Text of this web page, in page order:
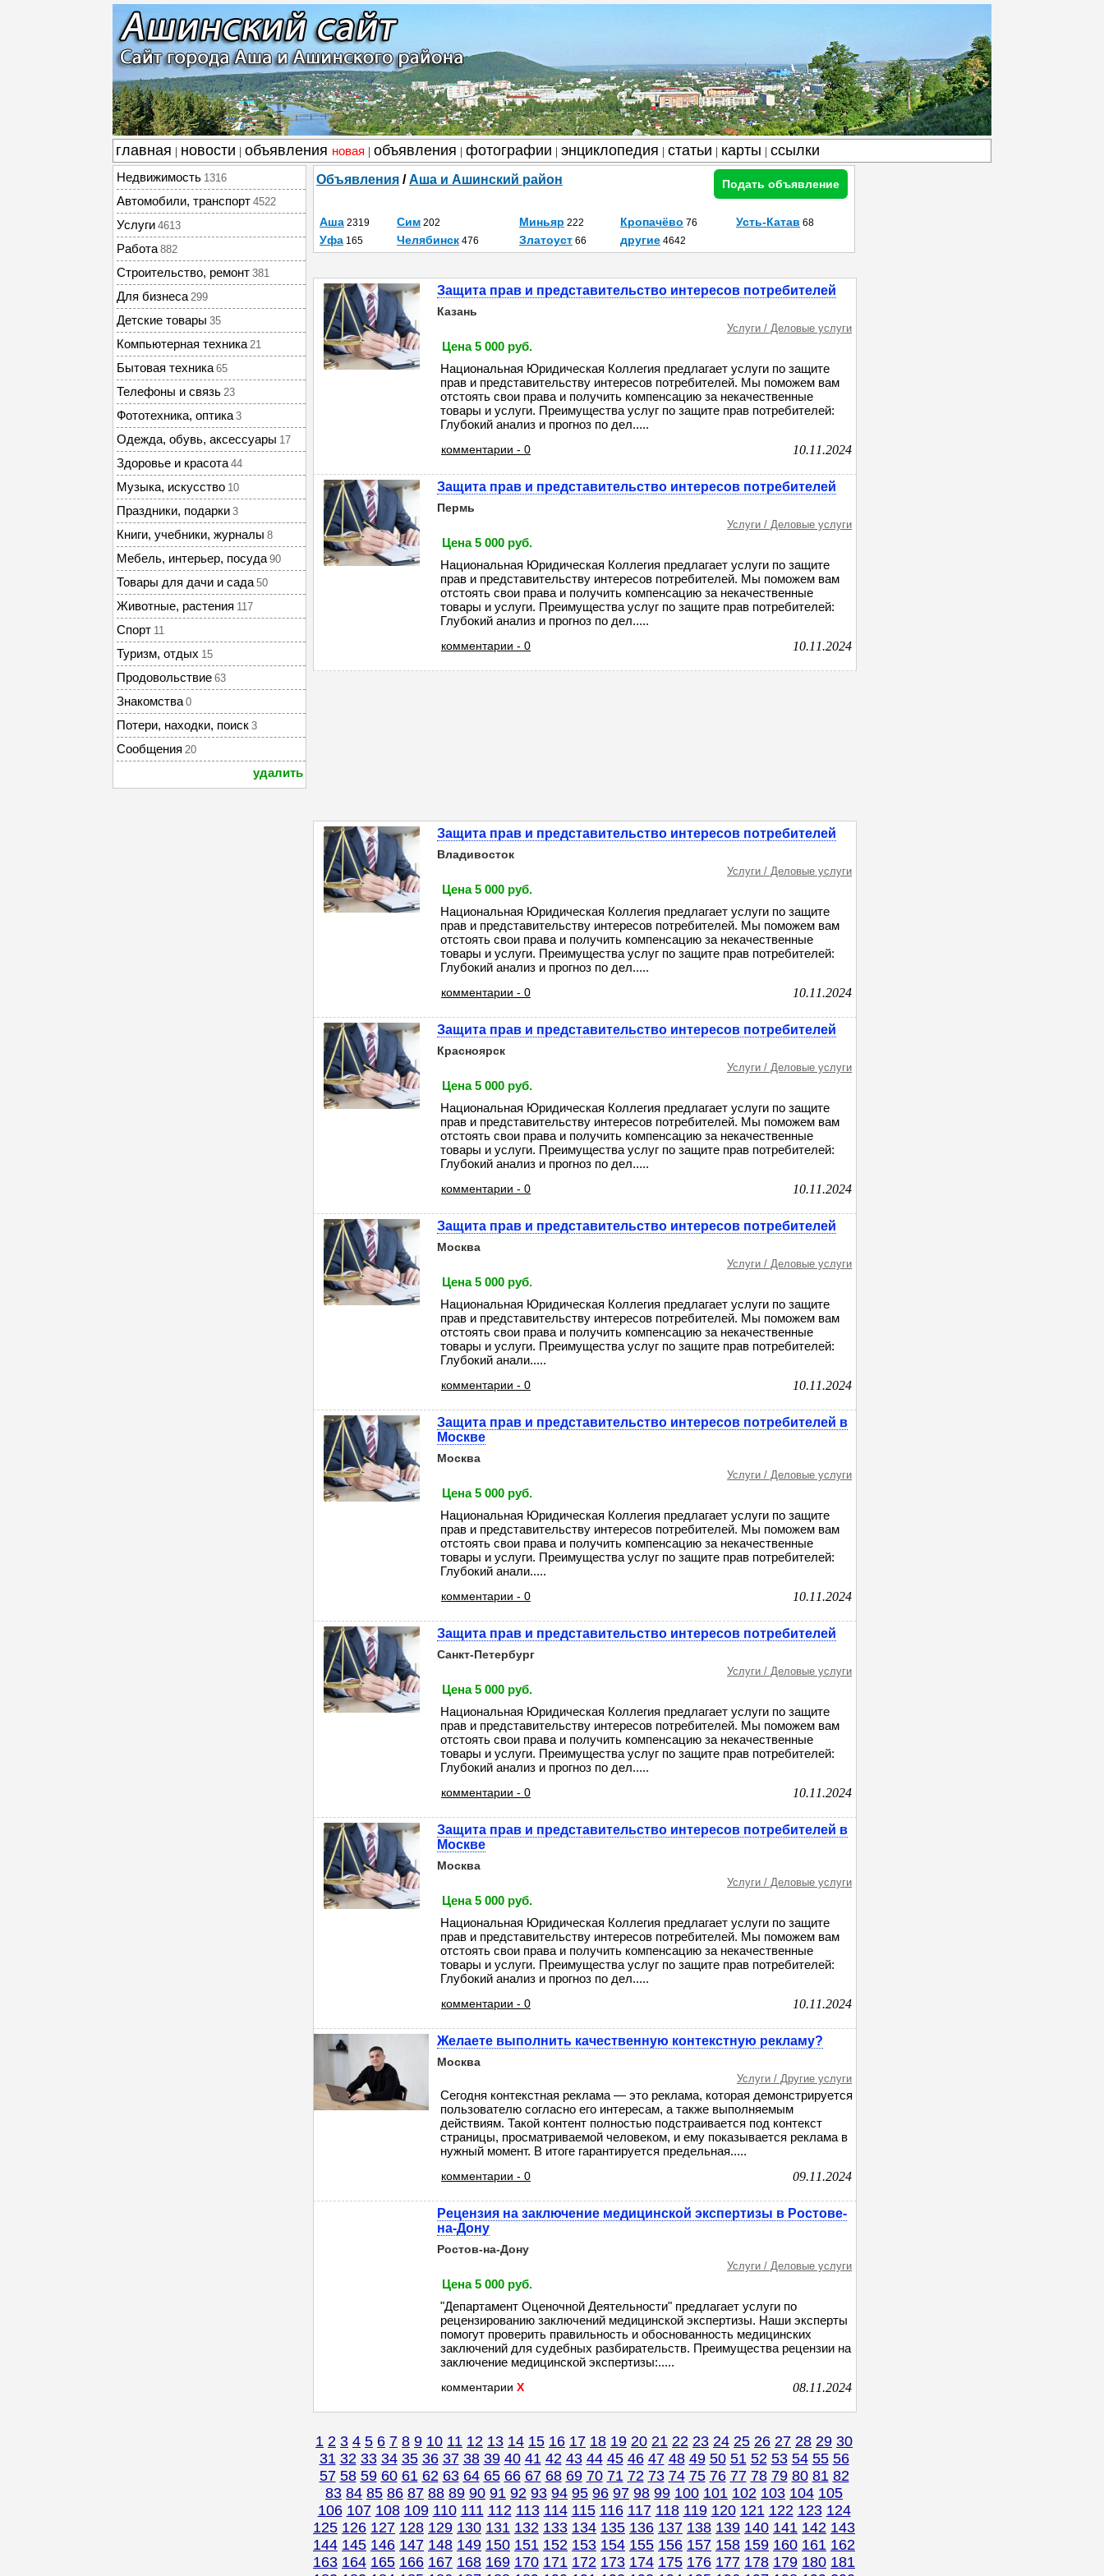
главная новости объявления новая объявления фотографии энциклопедия статьи карты ссылки
Недвижимость 1316
Автомобили, транспорт 4522
Услуги 4613
Работа 882
Строительство, ремонт 381
Для бизнеса 299
Детские товары 35
Компьютерная техника 21
Бытовая техника 65
Телефоны и связь 23
Фототехника, оптика 3
Одежда, обувь, аксессуары 17
Здоровье и красота 44
Музыка, искусство 10
Праздники, подарки 3
Книги, учебники, журналы 8
Мебель, интерьер, посуда 90
Товары для дачи и сада 50
Животные, растения 117
Спорт 11
Туризм, отдых 15
Продовольствие 63
Знакомства 0
Потери, находки, поиск 3
Сообщения 20
удалить
Объявления /Аша и Ашинский район Подать объявление
Аша 2319 Сим 202 Миньяр 222 Кропачёво 76 Усть-Катав 68
Уфа 165 Челябинск 476 Златоуст 66 другие 4642
Защита прав и представительство интересов потребителей
Казань
Услуги / Деловые услуги
Цена 5 000 руб.
Национальная Юридическая Коллегия предлагает услуги по защите
прав и представительству интересов потребителей. Мы поможем вам
отстоять свои права и получить компенсацию за некачественные
товары и услуги. Преимущества услуг по защите прав потребителей:
Глубокий анализ и прогноз по дел.....
комментарии - 0 10.11.2024
Защита прав и представительство интересов потребителей
Пермь
Услуги / Деловые услуги
Цена 5 000 руб.
Национальная Юридическая Коллегия предлагает услуги по защите
прав и представительству интересов потребителей. Мы поможем вам
отстоять свои права и получить компенсацию за некачественные
товары и услуги. Преимущества услуг по защите прав потребителей:
Глубокий анализ и прогноз по дел.....
комментарии - 0 10.11.2024
Защита прав и представительство интересов потребителей
Владивосток
Услуги / Деловые услуги
Цена 5 000 руб.
Национальная Юридическая Коллегия предлагает услуги по защите
прав и представительству интересов потребителей. Мы поможем вам
отстоять свои права и получить компенсацию за некачественные
товары и услуги. Преимущества услуг по защите прав потребителей:
Глубокий анализ и прогноз по дел.....
комментарии - 0 10.11.2024
Защита прав и представительство интересов потребителей
Красноярск
Услуги / Деловые услуги
Цена 5 000 руб.
Национальная Юридическая Коллегия предлагает услуги по защите
прав и представительству интересов потребителей. Мы поможем вам
отстоять свои права и получить компенсацию за некачественные
товары и услуги. Преимущества услуг по защите прав потребителей:
Глубокий анализ и прогноз по дел.....
комментарии - 0 10.11.2024
Защита прав и представительство интересов потребителей
Москва
Услуги / Деловые услуги
Цена 5 000 руб.
Национальная Юридическая Коллегия предлагает услуги по защите
прав и представительству интересов потребителей. Мы поможем вам
отстоять свои права и получить компенсацию за некачественные
товары и услуги. Преимущества услуг по защите прав потребителей:
Глубокий анали.....
комментарии - 0 10.11.2024
Защита прав и представительство интересов потребителей в
Москве
Москва
Услуги / Деловые услуги
Цена 5 000 руб.
Национальная Юридическая Коллегия предлагает услуги по защите
прав и представительству интересов потребителей. Мы поможем вам
отстоять свои права и получить компенсацию за некачественные
товары и услуги. Преимущества услуг по защите прав потребителей:
Глубокий анали.....
комментарии - 0 10.11.2024
Защита прав и представительство интересов потребителей
Санкт-Петербург
Услуги / Деловые услуги
Цена 5 000 руб.
Национальная Юридическая Коллегия предлагает услуги по защите
прав и представительству интересов потребителей. Мы поможем вам
отстоять свои права и получить компенсацию за некачественные
товары и услуги. Преимущества услуг по защите прав потребителей:
Глубокий анализ и прогноз по дел.....
комментарии - 0 10.11.2024
Защита прав и представительство интересов потребителей в
Москве
Москва
Услуги / Деловые услуги
Цена 5 000 руб.
Национальная Юридическая Коллегия предлагает услуги по защите
прав и представительству интересов потребителей. Мы поможем вам
отстоять свои права и получить компенсацию за некачественные
товары и услуги. Преимущества услуг по защите прав потребителей:
Глубокий анализ и прогноз по дел.....
комментарии - 0 10.11.2024
Желаете выполнить качественную контекстную рекламу?
Москва
Услуги / Другие услуги
Сегодня контекстная реклама — это реклама, которая демонстрируется
пользователю согласно его интересам, а также выполняемым
действиям. Такой контент полностью подстраивается под контекст
страницы, просматриваемой человеком, и ему показывается реклама в
нужный момент. В итоге гарантируется предельная.....
комментарии - 0 09.11.2024
Рецензия на заключение медицинской экспертизы в Ростове-
на-Дону
Ростов-на-Дону
Услуги / Деловые услуги
Цена 5 000 руб.
"Департамент Оценочной Деятельности" предлагает услуги по
рецензированию заключений медицинской экспертизы. Наши эксперты
помогут проверить правильность и обоснованность медицинских
заключений для судебных разбирательств. Преимущества рецензии на
заключение медицинской экспертизы:.....
комментарии X 08.11.2024
1 2 3 4 5 6 7 8 9 10 11 12 13 14 15 16 17 18 19 20 21 22 23 24 25 26 27 28 29 30
31 32 33 34 35 36 37 38 39 40 41 42 43 44 45 46 47 48 49 50 51 52 53 54 55 56
57 58 59 60 61 62 63 64 65 66 67 68 69 70 71 72 73 74 75 76 77 78 79 80 81 82
83 84 85 86 87 88 89 90 91 92 93 94 95 96 97 98 99 100 101 102 103 104 105
106 107 108 109 110 111 112 113 114 115 116 117 118 119 120 121 122 123 124
125 126 127 128 129 130 131 132 133 134 135 136 137 138 139 140 141 142 143
144 145 146 147 148 149 150 151 152 153 154 155 156 157 158 159 160 161 162
163 164 165 166 167 168 169 170 171 172 173 174 175 176 177 178 179 180 181